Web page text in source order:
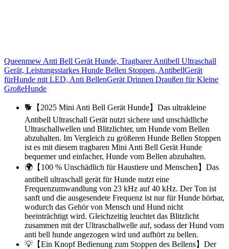
Queenmew Anti Bell Gerät Hunde, Tragbarer Antibell Ultraschall
Gerät, Leistungsstarkes Hunde Bellen Stoppen, AntibellGerät
fürHunde mit LED, Anti BellenGerät Drinnen Draußen für Kleine
GroßeHunde
🐕【2025 Mini Anti Bell Gerät Hunde】Das ultrakleine
Antibell Ultraschall Gerät nutzt sichere und unschädliche
Ultraschallwellen und Blitzlichter, um Hunde vom Bellen
abzuhalten. Im Vergleich zu größeren Hunde Bellen Stoppen
ist es mit diesem tragbaren Mini Anti Bell Gerät Hunde
bequemer und einfacher, Hunde vom Bellen abzuhalten.
🌍【100 % Unschädlich für Haustiere und Menschen】Das
antibell ultraschall gerät für Hunde nutzt eine
Frequenzumwandlung von 23 kHz auf 40 kHz. Der Ton ist
sanft und die ausgesendete Frequenz ist nur für Hunde hörbar,
wodurch das Gehör von Mensch und Hund nicht
beeinträchtigt wird. Gleichzeitig leuchtet das Blitzlicht
zusammen mit der Ultraschallwelle auf, sodass der Hund vom
anti bell hunde angezogen wird und aufhört zu bellen.
💡【Ein Knopf Bedienung zum Stoppen des Bellens】Der